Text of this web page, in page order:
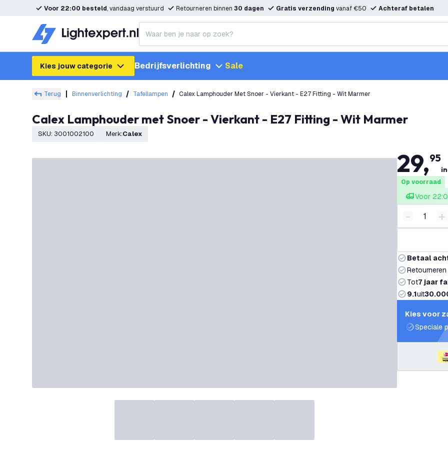
Voor 22:00 besteld, vandaag verstuurd Retourneren binnen 30 dagen Gratis verzending vanaf €50 Achteraf betalen
Kies jouw categorie Bedrijfsverlichting Sale
Terug Binnenverlichting Tafellampen Calex Lamphouder Met Snoer - Vierkant - E27 Fitting - Wit Marmer
Calex Lamphouder met Snoer - Vierkant - E27 Fitting - Wit Marmer
SKU: 3001002100 Merk: Calex
29,95
Op voorraad
Voor
Verminder
- +
Betaal
Tot7 jaar
9.1uit
Kies voor
Speciale